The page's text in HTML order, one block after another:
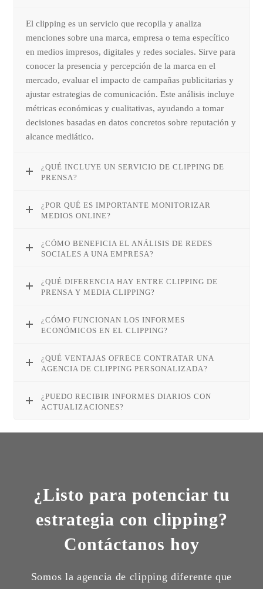
El clipping es un servicio que recopila y analiza
menciones sobre una marca, empresa o tema específico
en medios impresos, digitales y redes sociales. Sirve para
conocer la presencia y percepción de la marca en el
mercado, evaluar el impacto de campañas publicitarias y
ajustar estrategias de comunicación. Este análisis incluye
métricas económicas y cualitativas, ayudando a tomar
decisiones basadas en datos concretos sobre reputación y
alcance mediático.
¿QUÉ INCLUYE UN SERVICIO DE CLIPPING DE
PRENSA?
¿POR QUÉ ES IMPORTANTE MONITORIZAR
MEDIOS ONLINE?
¿CÓMO BENEFICIA EL ANÁLISIS DE REDES
SOCIALES A UNA EMPRESA?
¿QUÉ DIFERENCIA HAY ENTRE CLIPPING DE
PRENSA Y MEDIA CLIPPING?
¿CÓMO FUNCIONAN LOS INFORMES
ECONÓMICOS EN EL CLIPPING?
¿QUÉ VENTAJAS OFRECE CONTRATAR UNA
AGENCIA DE CLIPPING PERSONALIZADA?
¿PUEDO RECIBIR INFORMES DIARIOS CON
ACTUALIZACIONES?
¿Listo para potenciar tu
estrategia con clipping?
Contáctanos hoy
Somos la agencia de clipping diferente que